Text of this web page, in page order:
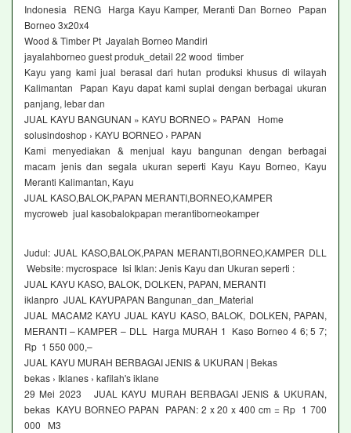
Indonesia RENG Harga Kayu Kamper, Meranti Dan Borneo Papan
Borneo 3x20x4
Wood & Timber Pt Jayalah Borneo Mandiri
jayalahborneo guest produk_detail 22 wood timber
Kayu yang kami jual berasal dari hutan produksi khusus di wilayah
Kalimantan Papan Kayu dapat kami suplai dengan berbagai ukuran
panjang, lebar dan
JUAL KAYU BANGUNAN » KAYU BORNEO » PAPAN Home
solusindoshop › KAYU BORNEO › PAPAN
Kami menyediakan & menjual kayu bangunan dengan berbagai
macam jenis dan segala ukuran seperti Kayu Kayu Borneo, Kayu
Meranti Kalimantan, Kayu
JUAL KASO,BALOK,PAPAN MERANTI,BORNEO,KAMPER
mycroweb jual kasobalokpapan merantiborneokamper
Judul: JUAL KASO,BALOK,PAPAN MERANTI,BORNEO,KAMPER DLL
Website: mycrospace Isi Iklan: Jenis Kayu dan Ukuran seperti :
JUAL KAYU KASO, BALOK, DOLKEN, PAPAN, MERANTI
iklanpro JUAL KAYUPAPAN Bangunan_dan_Material
JUAL MACAM2 KAYU JUAL KAYU KASO, BALOK, DOLKEN, PAPAN,
MERANTI – KAMPER – DLL Harga MURAH 1 Kaso Borneo 4 6; 5 7;
Rp 1 550 000,–
JUAL KAYU MURAH BERBAGAI JENIS & UKURAN | Bekas
bekas › Iklanes › kafilah's iklane
29 Mei 2023 JUAL KAYU MURAH BERBAGAI JENIS & UKURAN,
bekas KAYU BORNEO PAPAN PAPAN: 2 x 20 x 400 cm = Rp 1 700
000 M3